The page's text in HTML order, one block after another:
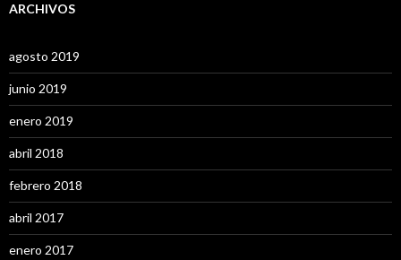
ARCHIVOS
agosto 2019
junio 2019
enero 2019
abril 2018
febrero 2018
abril 2017
enero 2017